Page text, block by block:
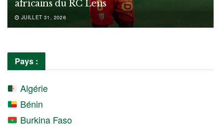
africains du RC Lens
JUILLET 31, 2026
Pays :
Algérie
Bénin
Burkina Faso